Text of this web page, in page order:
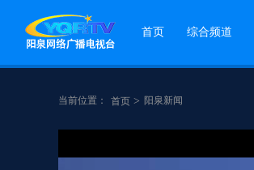
首页 综合频道
当前位置： 首页 > 阳泉新闻